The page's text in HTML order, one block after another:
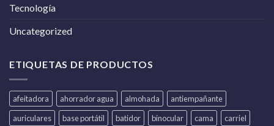
Tecnología
Uncategorized
ETIQUETAS DE PRODUCTOS
afeitadora ahorrador agua almohada
antiempañante
auriculares
base portátil batidor binocular cama
carriel